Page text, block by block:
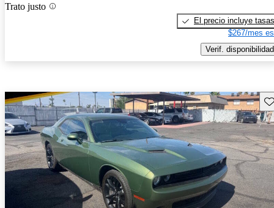
Trato justo
El precio incluye tasas
$267/mes
Verif. disponibilidad